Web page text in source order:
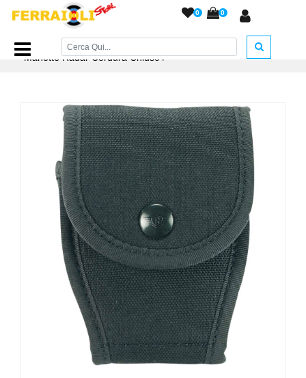
0 0
Home Page/ACCESSORI ARMERIA/Fondine/Porta
Manette Radar Cordura Chiuso/